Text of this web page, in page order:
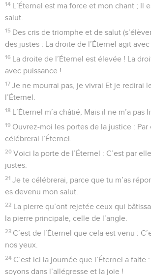
14 L’Éternel est ma force et mon chant ; Il
salut.
15 Des cris de triomphe et de salut
des justes : La droite de l’Éternel agit
16 La droite de l’Éternel est élevée ! La
avec puissance !
17 Je ne mourrai pas, je vivrai Et je redirai
l’Éternel.
18 L’Éternel m’a châtié, Mais il ne m’a pas
19 Ouvrez-moi les portes de la justice : Par
célébrerai l’Éternel.
20 Voici la porte de l’Éternel : C’est par
justes.
21 Je te célébrerai, parce que tu m’as
es devenu mon salut.
22 La pierre qu’ont rejetée ceux qui
la pierre principale, celle de l’angle.
23 C’est de l’Éternel que cela est venu :
nos yeux.
24 C’est ici la journée que l’Éternel a faite :
soyons dans l’allégresse et la joie !